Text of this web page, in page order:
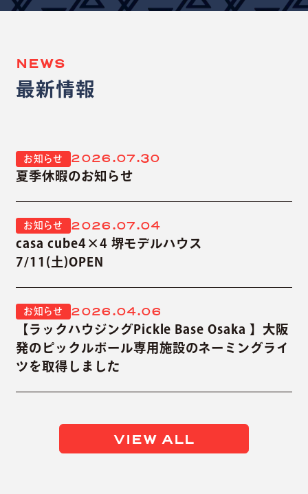
NEWS
最新情報
お知らせ 2026.07.30
夏季休暇のお知らせ
お知らせ 2026.07.04
casa cube4×4 堺モデルハウス
7/11(土)OPEN
お知らせ 2026.04.06
【ラックハウジングPickle Base Osaka 】大阪
発のピックルボール専用施設のネーミングライ
ツを取得しました
VIEW ALL